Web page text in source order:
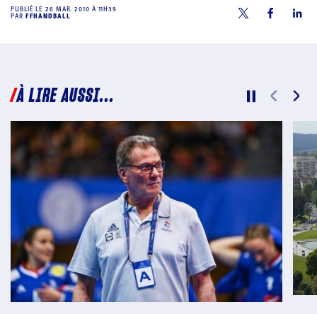
PUBLIÉ LE26 MAR. 2010 À 11H39
PAR FFHANDBALL
À LIRE AUSSI...